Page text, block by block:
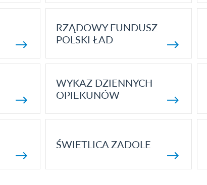
RZĄDOWY FUNDUSZ
POLSKI ŁAD
WYKAZ DZIENNYCH
OPIEKUNÓW
ŚWIETLICA ZADOLE